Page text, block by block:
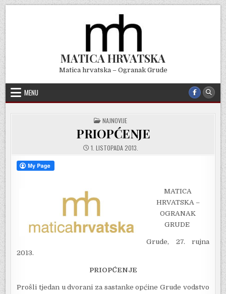
Skip
to
content
MATICA HRVATSKA
Matica hrvatska – Ogranak Grude
MENU
POSTED
IN
NAJNOVIJE
PRIOPĆENJE
1. LISTOPADA 2013.
MATICA
HRVATSKA –
OGRANAK
GRUDE
Grude, 27. rujna
2013.
PRIOPĆENJE
Prošli tjedan u dvorani za sastanke općine Grude vodstvo